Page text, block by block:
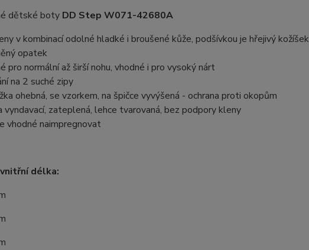
dětské boty DD Step W071-42680A
v kombinací odolné hladké i broušené kůže, podšívkou je hřejivý kožíšek
opatek
pro normální až širší nohu, vhodné i pro vysoký nárt
na 2 suché zipy
ohebná, se vzorkem, na špičce vyvýšená - ochrana proti okopům
zateplená, lehce tvarovaná, bez podpory kleny
vhodné naimpregnovat
délka: